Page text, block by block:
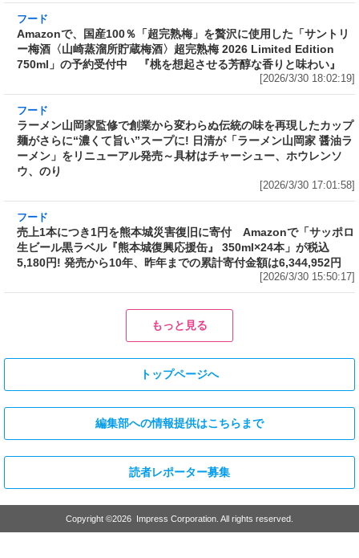
Amazonで、国産100％「超完熟梅」を贅沢に使
用した「サントリー梅酒〈山崎蒸溜所貯蔵梅
酒〉超完熟梅 2026 Limited Edition 750ml」の
予約受付中 『桃を想起させる芳醇な香りと味
わい』
フード
ラーメン山岡家監修で創業から変わらぬ伝統の
ープに! 日清が「ラーメン山岡家 醤油ラーメ
ン」をリニューアル発売～具材はチャーシュ
[2026/3/30 17:01:58]
フード
売上1本につき1円を熊本城災害復旧に寄付
Amazonで「サッポロ生ビール黒ラベル『熊本
城復興応援缶』 350ml×24本」が税込5,180円!
発売から10年、昨年までの累計寄付金額は
6,344,952円
3分で食べられる人気沸騰中の四
川料理! 日清食品が「カップヌー
ドル 14種のスパイス麻辣湯」を
発売～具材は謎肉、キャベツ、チ
[2026/3/30 15:42:35]
自慢のそばが食べ放題! 和食麺処
サガミが「晦日そば」を明日31日
(火)開催～大海老天などの天ぷら
や薬味などもついて税込2,200円!
「時間無制限」の挑戦枠は税込
4,400円
フード